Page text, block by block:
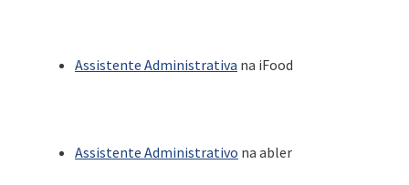
Assistente Administrativa na iFood
Assistente Administrativo na abler